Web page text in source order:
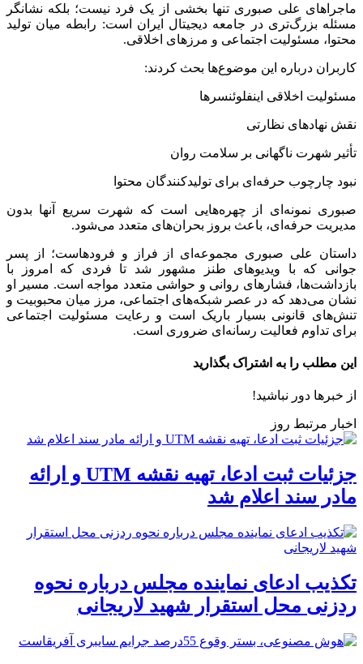
ماجراهای علی صبوری تنها بخشی از یک فرد نیست؛ بلکه نشانگر
مسئله بزرگ‌تری در جامعه دیجیتال ایران است: رابطه میان تولید
محتوا، مسئولیت اجتماعی و مرزهای اخلاقی.
کاربران درباره این موضوع‌ها بحث کردند:
مسئولیت اخلاقی اینفلوئنسرها
نقش نهادهای نظارتی
تأثیر شهرت ناگهانی بر سلامت روان
نبود چارچوب حرفه‌ای برای تولیدکنندگان محتوا
صبوری نمونه‌ای از چهره‌هایی است که شهرت سریع آنها بدون
مدیریت حرفه‌ای، باعث بروز بحران‌های متعدد می‌شود.
داستان علی صبوری مجموعه‌ای از فراز و فرودهاست؛ از پسر
جوانی که با ویدیوهای طنز مشهور شد تا فردی که امروز با
بازداشت‌ها، فشارهای روانی و حواشی متعدد مواجه است. مسیر او
نشان می‌دهد که در عصر شبکه‌های اجتماعی، مرز میان محبوبیت و
تنش‌های قانونی بسیار باریک است و رعایت مسئولیت اجتماعی
برای تداوم فعالیت رسانه‌ای ضروری است.
این مطلب را به اشتراک بگذارید
از خبرها دور نباشید!
اخبار مرتبط روز
جزئیات ثبت ادعا، تهیه نقشه UTM و ارائه
مادر سند اعلام شد
تکذیب ادعای نماینده مجلس درباره نحوه
ردزنی محل استقرار شهید لاریجانی